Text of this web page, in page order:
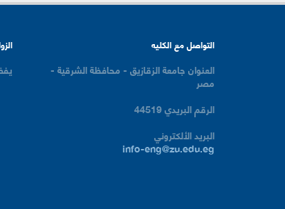
التواصل مع الكليه
العنوان جامعة الزقازيق - محافظة الشرقية -
مصر
الرقم البريدي44519
البريد الألكتروني
info-eng@zu.edu.eg